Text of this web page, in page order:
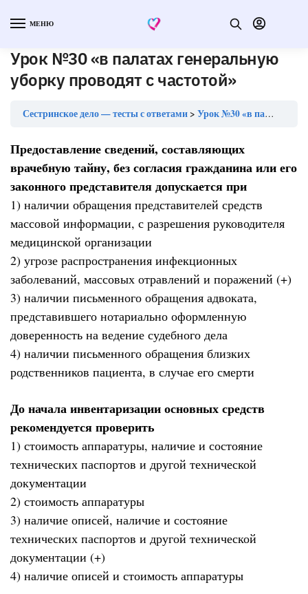
МЕНЮ
Урок №30 «в палатах генеральную
уборку проводят с частотой»
Сестринское дело — тесты с ответами Урок №30 «в палатах генеральную уборку проводят с частотой»
Предоставление сведений, составляющих
врачебную тайну, без согласия гражданина или его
законного представителя допускается при
1) наличии обращения представителей средств
массовой информации, с разрешения руководителя
медицинской организации
2) угрозе распространения инфекционных
заболеваний, массовых отравлений и поражений (+)
3) наличии письменного обращения адвоката,
представившего нотариально оформленную
доверенность на ведение судебного дела
4) наличии письменного обращения близких
родственников пациента, в случае его смерти
До начала инвентаризации основных средств
рекомендуется проверить
1) стоимость аппаратуры, наличие и состояние
технических паспортов и другой технической
документации
2) стоимость аппаратуры
3) наличие описей, наличие и состояние
технических паспортов и другой технической
документации (+)
4) наличие описей и стоимость аппаратуры